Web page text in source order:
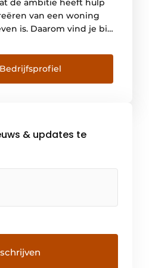
de ambitie heeft hulp
van een woning
is. Daarom vind je bij
vindt er niet alleen
maar ook
en klimaatregeling.
& updates te